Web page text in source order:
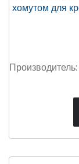
Производитель: